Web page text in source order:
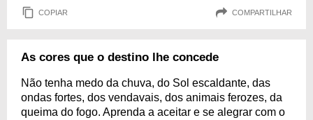
COPIAR COMPARTILHAR
As cores que o destino lhe concede
Não tenha medo da chuva, do Sol escaldante, das
ondas fortes, dos vendavais, dos animais ferozes, da
queima do fogo. Aprenda a aceitar e se alegrar com o